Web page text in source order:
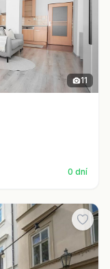
11
0 dní